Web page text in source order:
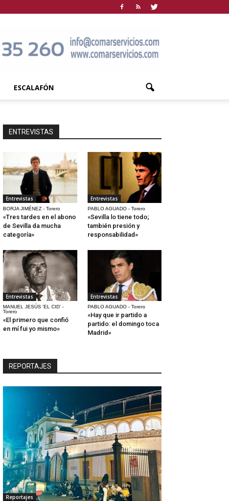
ESCALAFÓN
ENTREVISTAS
Entrevistas
BORJA JIMÉNEZ - Torero
«Tres tardes en el abono
de Sevilla da mucha
categoría»
Entrevistas
PABLO AGUADO - Torero
«Sevilla lo tiene todo;
también presión y
responsabilidad»
Entrevistas
MANUEL JESÚS 'EL CID' -
Torero
«El primero que confió
en mí fui yo mismo»
Entrevistas
PABLO AGUADO - Torero
«Hay que ir partido a
partido: el domingo toca
Madrid»
REPORTAJES
Reportajes